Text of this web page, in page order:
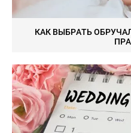
КАК ВЫБРАТЬ